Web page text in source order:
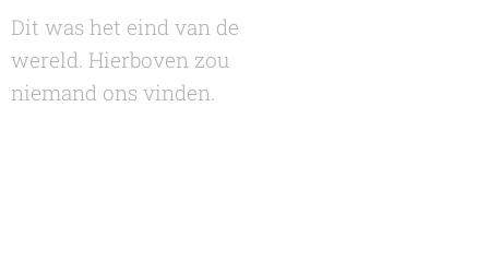
Dit was het eind van de
wereld. Hierboven zou
niemand ons vinden.